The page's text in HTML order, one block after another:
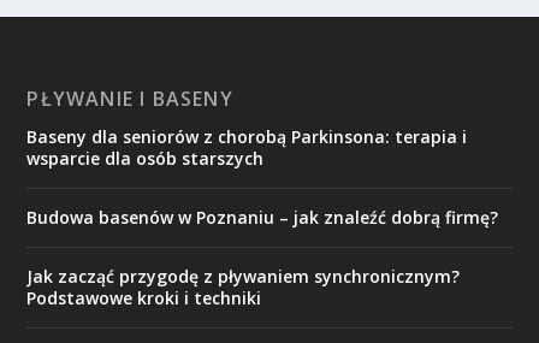
PŁYWANIE I BASENY
Baseny dla seniorów z chorobą Parkinsona: terapia i
wsparcie dla osób starszych
Budowa basenów w Poznaniu – jak znaleźć dobrą firmę?
Jak zacząć przygodę z pływaniem synchronicznym?
Podstawowe kroki i techniki